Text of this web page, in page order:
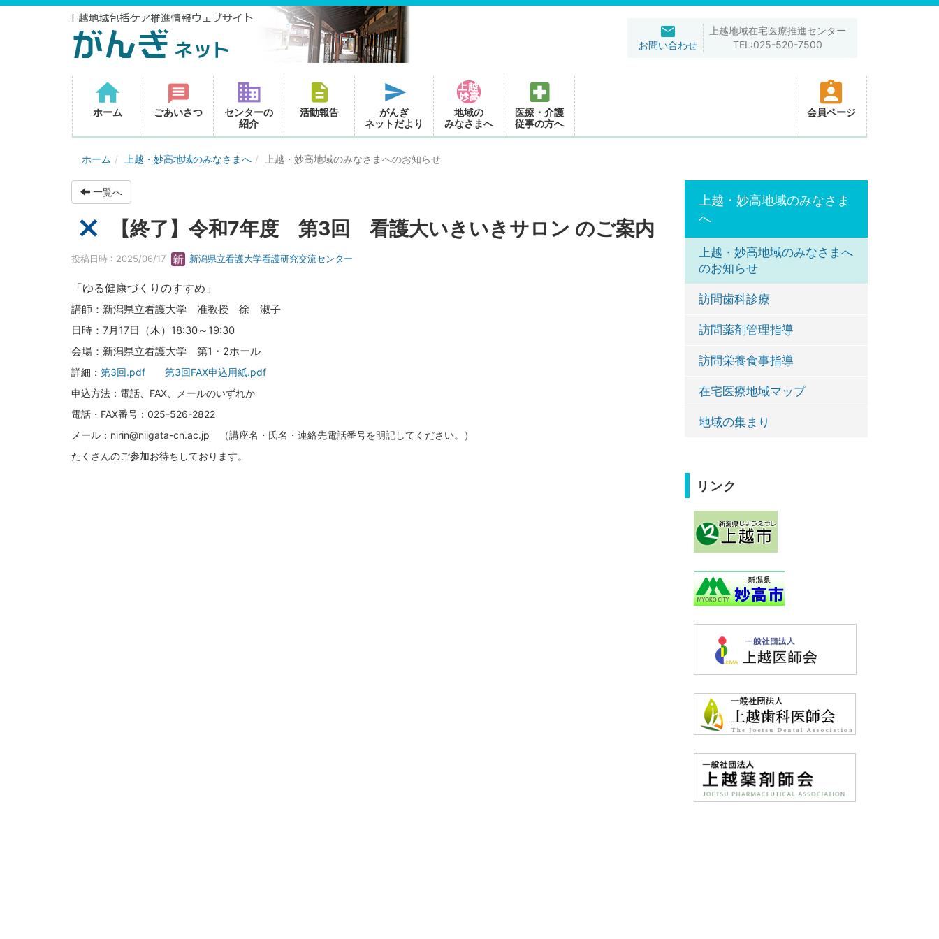
上越地域在宅医療推進センター
TEL:025-520-7500
お問い合わせ
ホーム ごあいさつ
センターの
紹介
活動報告
がんぎ
ネットだより
地域の
みなさまへ
医療・介護
従事の方へ
会員ページ
ホーム 上越・妙高地域のみなさまへ 上越・妙高地域のみなさまへのお知らせ
一覧へ
【終了】令和7年度 第3回 看護大いきいきサロン のご案内
投稿日時 : 2025/06/17 新潟県立看護大学看護研究交流センター
「ゆる健康づくりのすすめ」
講師：新潟県立看護大学 准教授 徐 淑子
日時：7月17日（木）18:30～19:30
会場：新潟県立看護大学 第1・2ホール
詳細： 第3回.pdf
第3回FAX申込用紙.pdf
申込方法：電話、FAX、メールのいずれか
電話・FAX番号：025-526-2822
メール：nirin@niigata-cn.ac.jp （講座名・氏名・連絡先電話番号を明記してください。）
たくさんのご参加お待ちしております。
上越・妙高地域のみなさま
へ
上越・妙高地域のみなさまへ
のお知らせ
訪問歯科診療
訪問薬剤管理指導
訪問栄養食事指導
在宅医療地域マップ
地域の集まり
リンク